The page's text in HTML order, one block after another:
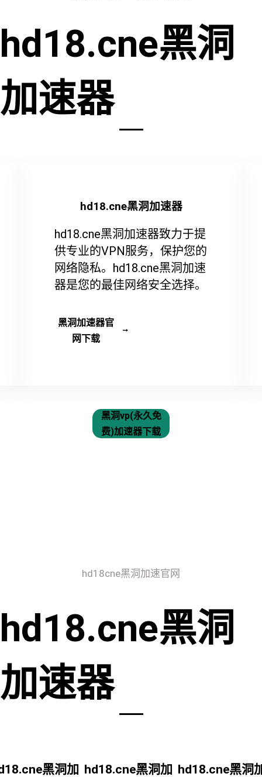
hd18.cne黑洞
加速器
hd18.cne黑洞加速器
hd18.cne黑洞加速器致力于提
供专业的VPN服务，保护您的
网络隐私。hd18.cne黑洞加速
器是您的最佳网络安全选择。
黑洞加速器官
网下载
黑洞vp(永久免
费)加速器下载
hd18cne黑洞加速官网
hd18.cne黑洞
加速器
黑洞加 hd18.cne黑洞加 hd18.cne黑洞